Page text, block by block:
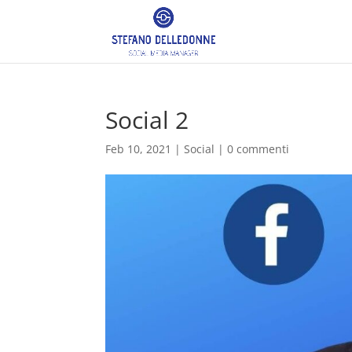
Social 2
Feb 10, 2021 |Social |0 commenti